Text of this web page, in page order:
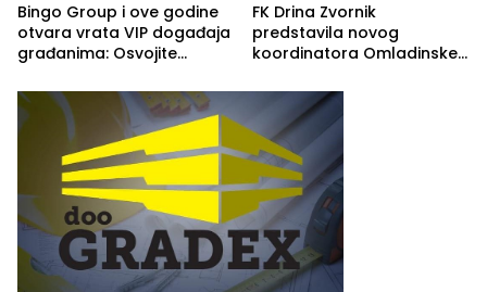
Bingo Group i ove godine
otvara vrata VIP događaja
građanima: Osvojite
Graše
FK Drina Zvornik
predstavila novog
koordinatora Omladinske